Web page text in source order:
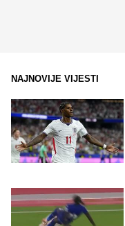
NAJNOVIJE VIJESTI